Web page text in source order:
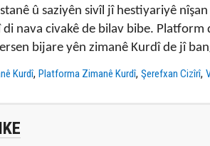
û saziyên sivîl jî hestiyariyê
di nava civakê de bilav bibe.
bijare yên zimanê Kurdî de jî
Kurdî,Platforma Zimanê Kurdî,Şerefxan Cizîrî,